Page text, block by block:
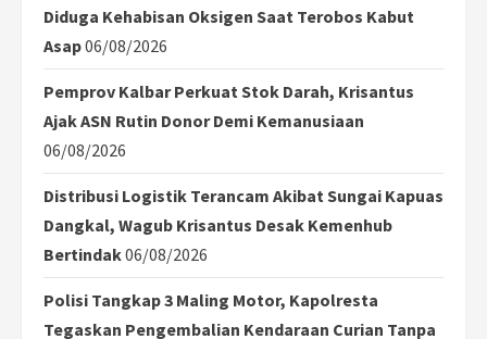
Diduga Kehabisan Oksigen Saat Terobos Kabut
Asap06/08/2026
Pemprov Kalbar Perkuat Stok Darah, Krisantus
Ajak ASN Rutin Donor Demi Kemanusiaan
06/08/2026
Distribusi Logistik Terancam Akibat Sungai Kapuas
Dangkal, Wagub Krisantus Desak Kemenhub
Bertindak06/08/2026
Polisi Tangkap 3 Maling Motor, Kapolresta
Tegaskan Pengembalian Kendaraan Curian Tanpa